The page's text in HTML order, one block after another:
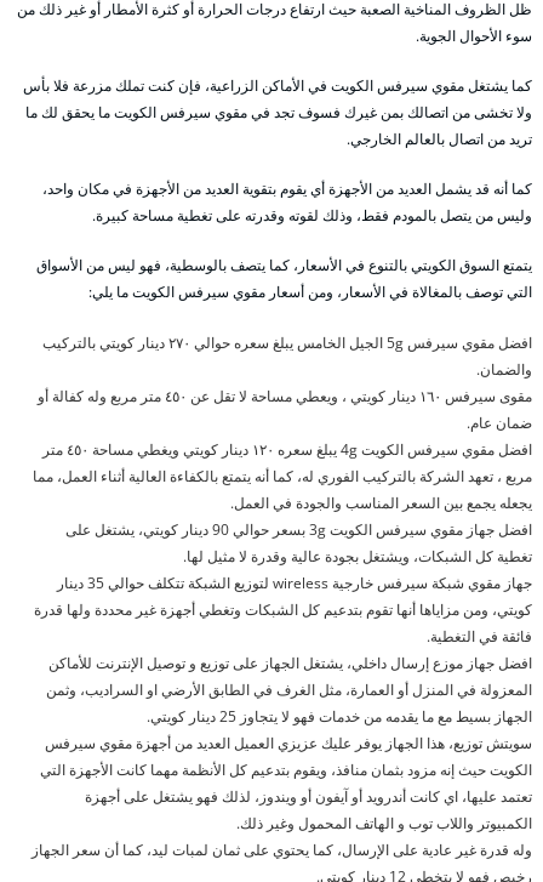
ظل الظروف المناخية الصعبة حيث ارتفاع درجات الحرارة أو كثرة الأمطار أو غير ذلك من
سوء الأحوال الجوية.
كما يشتغل مقوي سيرفس الكويت في الأماكن الزراعية، فإن كنت تملك مزرعة فلا بأس
ولا تخشى من اتصالك بمن غيرك فسوف تجد في مقوي سيرفس الكويت ما يحقق لك ما
تريد من اتصال بالعالم الخارجي.
كما أنه قد يشمل العديد من الأجهزة أي يقوم بتقوية العديد من الأجهزة في مكان واحد،
وليس من يتصل بالمودم فقط، وذلك لقوته وقدرته على تغطية مساحة كبيرة.
يتمتع السوق الكويتي بالتنوع في الأسعار، كما يتصف بالوسطية، فهو ليس من الأسواق
التي توصف بالمغالاة في الأسعار، ومن أسعار مقوي سيرفس الكويت ما يلي:
افضل مقوي سيرفس 5g الجيل الخامس يبلغ سعره حوالي ٢٧٠ دينار كويتي بالتركيب
والضمان.
مقوى سيرفس ١٦٠ دينار كويتي ، ويعطي مساحة لا تقل عن ٤٥٠ متر مربع وله كفالة أو
ضمان عام.
افضل مقوي سيرفس الكويت 4g يبلغ سعره ١٢٠ دينار كويتي ويغطي مساحة ٤٥٠ متر
مربع ، تعهد الشركة بالتركيب الفوري له، كما أنه يتمتع بالكفاءة العالية أثناء العمل، مما
يجعله يجمع بين السعر المناسب والجودة في العمل.
افضل جهاز مقوي سيرفس الكويت 3g بسعر حوالي 90 دينار كويتي، يشتغل على
تغطية كل الشبكات، ويشتغل بجودة عالية وقدرة لا مثيل لها.
جهاز مقوي شبكة سيرفس خارجية wireless لتوزيع الشبكة تتكلف حوالي 35 دينار
كويتي، ومن مزاياها أنها تقوم بتدعيم كل الشبكات وتغطي أجهزة غير محددة ولها قدرة
فائقة في التغطية.
افضل جهاز موزع إرسال داخلي، يشتغل الجهاز على توزيع و توصيل الإنترنت للأماكن
المعزولة في المنزل أو العمارة، مثل الغرف في الطابق الأرضي او السراديب، وثمن
الجهاز بسيط مع ما يقدمه من خدمات فهو لا يتجاوز 25 دينار كويتي.
سويتش توزيع، هذا الجهاز يوفر عليك عزيزي العميل العديد من أجهزة مقوي سيرفس
الكويت حيث إنه مزود بثمان منافذ، ويقوم بتدعيم كل الأنظمة مهما كانت الأجهزة التي
تعتمد عليها، اي كانت أندرويد أو آيفون أو ويندوز، لذلك فهو يشتغل على أجهزة
الكمبيوتر واللاب توب و الهاتف المحمول وغير ذلك.
وله قدرة غير عادية على الإرسال، كما يحتوي على ثمان لمبات ليد، كما أن سعر الجهاز
رخيص فهو لا يتخطى 12 دينار كويتي.